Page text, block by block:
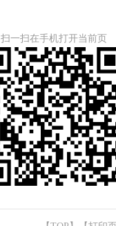
扫一扫在手机打开当前页